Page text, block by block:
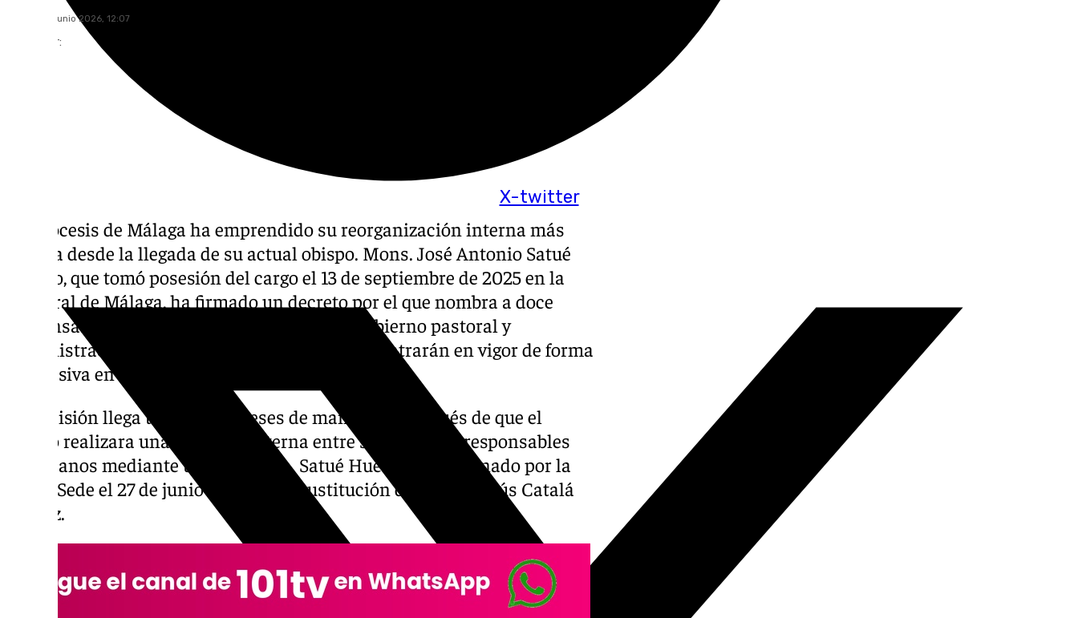
X-twitter
viernes, 12 junio 2026, 12:07
Compartir:
La Diócesis de Málaga ha emprendido su reorganización interna más
amplia desde la llegada de su actual obispo. Mons. José Antonio Satué
Huerto, que tomó posesión del cargo el 13 de septiembre de 2025 en la
Catedral de Málaga, ha firmado un decreto por el que nombra a doce
responsables en los principales puestos de gobierno pastoral y
administración diocesana. Los nuevos cargos entrarán en vigor de forma
progresiva en las próximas semanas.
La decisión llega tras nueve meses de mandato y después de que el
obispo realizara una consulta interna entre sacerdotes y responsables
diocesanos mediante una encuesta. Satué Huerto fue designado por la
Santa Sede el 27 de junio de 2025 en sustitución de Mons. Jesús Catalá
Ibáñez.